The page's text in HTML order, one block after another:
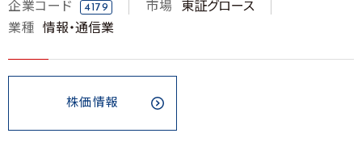
企業コード 4179 市場
東証グロース
業種
情報・通信業
株価情報